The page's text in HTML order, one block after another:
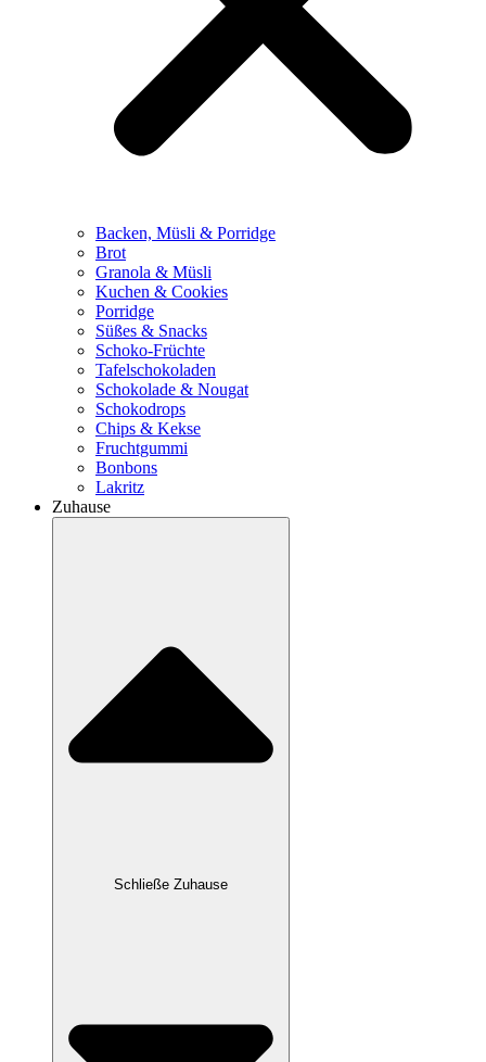
Backen, Müsli & Porridge
Brot
Granola & Müsli
Kuchen & Cookies
Porridge
Süßes & Snacks
Schoko-Früchte
Tafelschokoladen
Schokolade & Nougat
Schokodrops
Chips & Kekse
Fruchtgummi
Bonbons
Lakritz
Zuhause
Schließe Zuhause